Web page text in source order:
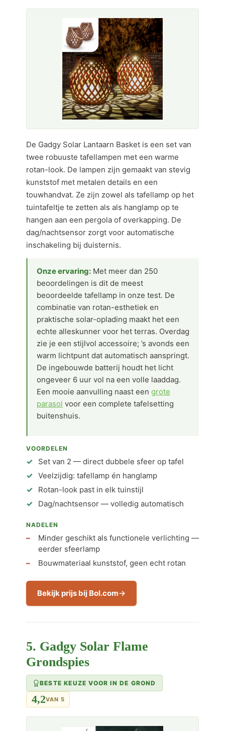
De Gadgy Solar Lantaarn Basket is een set van
twee robuuste tafellampen met een warme
rotan-look. De lampen zijn gemaakt van stevig
kunststof met metalen details en een
touwhandvat. Ze zijn zowel als tafellamp op het
tuintafeltje te zetten als als hanglamp op te
hangen aan een pergola of overkapping. De
dag/nachtsensor zorgt voor automatische
inschakeling bij duisternis.
Onze ervaring: Met meer dan 250
beoordelingen is dit de meest
beoordeelde tafellamp in onze test. De
combinatie van rotan-esthetiek en
praktische solar-oplading maakt het een
echte alleskunner voor het terras. Overdag
zie je een stijlvol accessoire; ’s avonds een
warm lichtpunt dat automatisch aanspringt.
De ingebouwde batterij houdt het licht
ongeveer 6 uur vol na een volle laaddag.
Een mooie aanvulling naast een grote
parasol voor een complete tafelsetting
buitenshuis.
VOORDELEN
Set van 2 — direct dubbele sfeer op tafel
Veelzijdig: tafellamp én hanglamp
Rotan-look past in elk tuinstijl
Dag/nachtsensor — volledig automatisch
NADELEN
Minder geschikt als functionele verlichting —
eerder sfeerlamp
Bouwmateriaal kunststof, geen echt rotan
Bekijk prijs bij Bol.com
5. Gadgy Solar Flame
Grondspies
BESTE KEUZE VOOR IN DE GROND
4,2VAN 5